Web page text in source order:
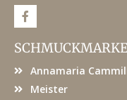
F
a
e
b
o
Annamaria
Meister